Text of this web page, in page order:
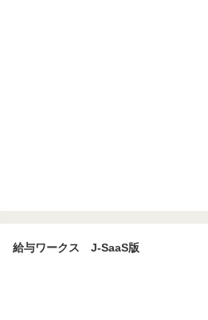
給与ワークス J-SaaS版